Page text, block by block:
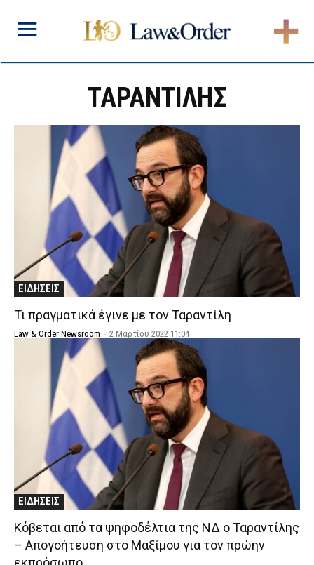
ΤΑΡΑΝΤΙΛΗΣ
ΕΙΔΗΣΕΙΣ
Τι πραγματικά έγινε με τον Ταραντίλη
Law & Order Newsroom - 2 Μαρτίου 2022 11:04
ΕΙΔΗΣΕΙΣ
Κόβεται από τα ψηφοδέλτια της ΝΔ ο Ταραντίλης
– Απογοήτευση στο Μαξίμου για τον πρώην